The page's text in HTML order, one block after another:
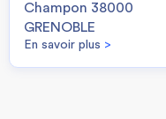
Champon 38000
GRENOBLE
En savoir plus >